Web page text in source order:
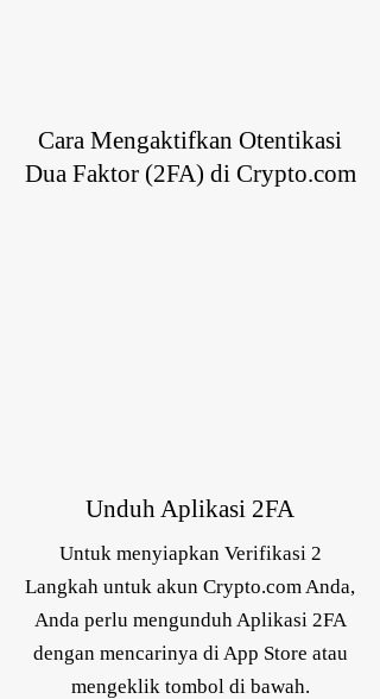
Cara Mengaktifkan Otentikasi
Dua Faktor (2FA) di Crypto.com
Unduh Aplikasi 2FA
Untuk menyiapkan Verifikasi 2
Langkah untuk akun Crypto.com Anda,
Anda perlu mengunduh Aplikasi 2FA
dengan mencarinya di App Store atau
mengeklik tombol di bawah.